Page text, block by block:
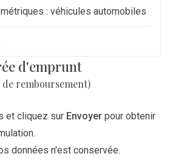
d'emprunt
remboursement)
et cliquez sur Envoyer pour obtenir
données n'est conservée.
: véhicules automobiles